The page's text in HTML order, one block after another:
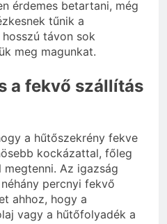
érdemes betartani, még
tűnik a
távon sok
meg magunkat.
a fekvő szállítás
a hűtőszekrény fekve
kockázattal, főleg
Az igazság
percnyi fekvő
ahhoz, hogy a
vagy a hűtőfolyadék a